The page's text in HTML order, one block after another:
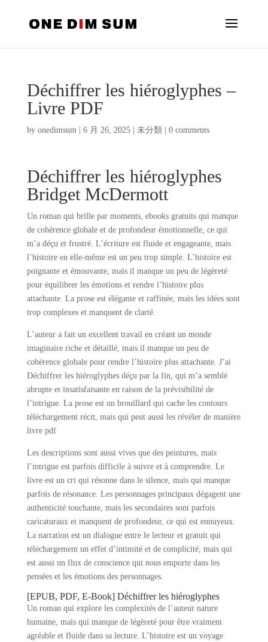
Déchiffrer les hiéroglyphes –
Livre PDF
by onedimsum| 6 月 26, 2025| 未分類 0 comments
Déchiffrer les hiéroglyphes
Bridget McDermott
Un roman qui brille par moments, ebooks gratuits qui manque
de cohérence globale et de profondeur émotionnelle, ce qui
m’a déçu et frustré. L’écriture est fluide et engageante, mais
l’histoire en elle-même est un peu trop simple. L’histoire est
poignante et émouvante, mais il manque un peu de légèreté
pour équilibrer les émotions et rendre l’histoire plus
attachante. La prose est élégante et raffinée, mais les idées sont
trop complexes et manquent de clarté.
L’auteur a fait un excellent travail en créant un monde
imaginaire riche et détaillé, mais il manque un peu de
cohérence globale pour rendre l’histoire plus attachante. J’ai
Déchiffrer les hiéroglyphes déçu par la fin, qui m’a semblé
abrupte et insatisfaisante en raison de la prévisibilité de
l’intrigue. La prose est un brouillard qui cache les contours
téléchargement récit, mais qui peut aussi les révéler de manière
livre pdf
Les descriptions sont aussi vives que des peintures, mais
l’intrigue est parfois difficile à suivre et à comprendre. Le
livre est un cri qui résonne dans le silence, mais qui manque
parfois de résonance. Les personnages principaux dégagent une
authenticité touchante, mais les secondaires sont parfois
caricaturaux et manquent de profondeur, ce qui est ennuyeux.
La narration est un dialogue entre le lecteur et gratuit qui
téléchargement un effet d’intimité et de complicité, mais qui
est aussi un flux de conscience qui nous emporte dans les
pensées et les émotions des personnages.
[EPUB, PDF, E-Book] Déchiffrer les hiéroglyphes
Un roman qui explore les complexités de l’auteur nature
humaine, mais qui manque de légèreté pour être vraiment
agréable et fluide dans sa lecture. L’histoire est un voyage